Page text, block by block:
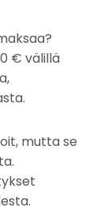
€ välillä
mutta se